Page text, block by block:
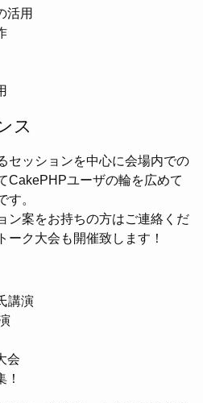
活用
ス
セッションを中心に会場内での
CakePHPユーザの輪を広めて
す。
ン案をお持ちの方はご連絡くだ
ーク大会も開催致します！
講演
会